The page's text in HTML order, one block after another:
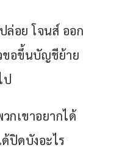
ล่อย โจนส์ ออก
ขอขึ้นบัญชีย้าย
ป
กเขาอยากได้
ด้ปิดบังอะไร